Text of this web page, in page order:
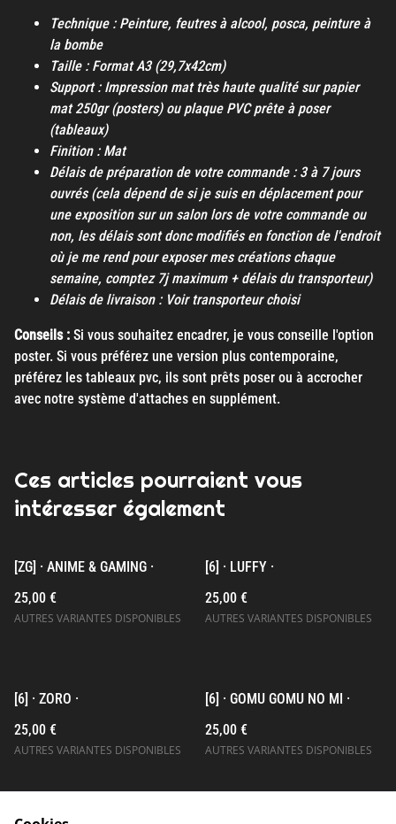
Technique : Peinture, feutres à alcool, posca, peinture à
la bombe
Taille : Format A3 (29,7x42cm)
Support : Impression mat très haute qualité sur papier
mat 250gr (posters) ou plaque PVC prête à poser
(tableaux)
Finition : Mat
Délais de préparation de votre commande : 3 à 7 jours
ouvrés (cela dépend de si je suis en déplacement pour
une exposition sur un salon lors de votre commande ou
non, les délais sont donc modifiés en fonction de l'endroit
où je me rend pour exposer mes créations chaque
semaine, comptez 7j maximum + délais du transporteur)
Délais de livraison : Voir transporteur choisi
Conseils : Si vous souhaitez encadrer, je vous conseille l'option
poster. Si vous préférez une version plus contemporaine,
préférez les tableaux pvc, ils sont prêts poser ou à accrocher
avec notre système d'attaches en supplément.
Ces articles pourraient vous
intéresser également
[ZG] · ANIME & GAMING ·
25,00 €
AUTRES VARIANTES DISPONIBLES
[6] · LUFFY ·
25,00 €
AUTRES VARIANTES DISPONIBLES
[6] · ZORO ·
25,00 €
AUTRES VARIANTES DISPONIBLES
[6] · GOMU GOMU NO MI ·
25,00 €
AUTRES VARIANTES DISPONIBLES